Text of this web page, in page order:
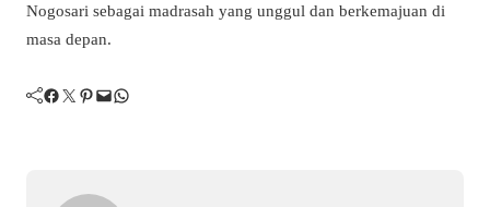
Nogosari sebagai madrasah yang unggul dan berkemajuan di
masa depan.
Facebook Twitter Pinterest Mail WhatsApp